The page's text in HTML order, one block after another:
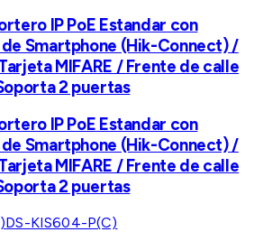
IP PoE Estandar con
de Smartphone (Hik-Connect) /
MIFARE / Frente de calle
2 puertas
IP PoE Estandar con
de Smartphone (Hik-Connect) /
MIFARE / Frente de calle
2 puertas
DS-KIS604-P(C)